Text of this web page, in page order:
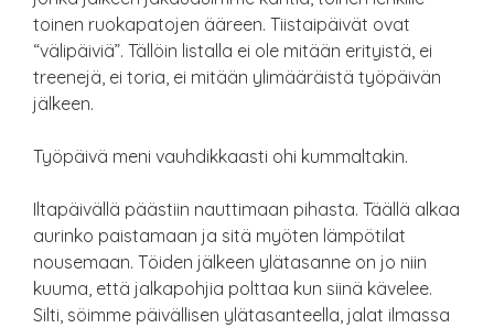
toinen ruokapatojen ääreen. Tiistaipäivät ovat
“välipäiviä”. Tällöin listalla ei ole mitään erityistä, ei
treenejä, ei toria, ei mitään ylimääräistä työpäivän
jälkeen.
Työpäivä meni vauhdikkaasti ohi kummaltakin.
Iltapäivällä päästiin nauttimaan pihasta. Täällä alkaa
aurinko paistamaan ja sitä myöten lämpötilat
nousemaan. Töiden jälkeen ylätasanne on jo niin
kuuma, että jalkapohjia polttaa kun siinä kävelee.
Silti, söimme päivällisen ylätasanteella, jalat ilmassa